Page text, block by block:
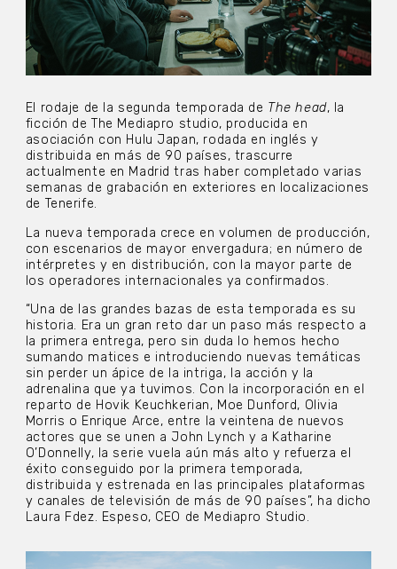
El rodaje de la segunda temporada de The head, la
ficción de The Mediapro studio, producida en
asociación con Hulu Japan, rodada en inglés y
distribuida en más de 90 países, trascurre
actualmente en Madrid tras haber completado varias
semanas de grabación en exteriores en localizaciones
de Tenerife.
La nueva temporada crece en volumen de producción,
con escenarios de mayor envergadura; en número de
intérpretes y en distribución, con la mayor parte de
los operadores internacionales ya confirmados.
“Una de las grandes bazas de esta temporada es su
historia. Era un gran reto dar un paso más respecto a
la primera entrega, pero sin duda lo hemos hecho
sumando matices e introduciendo nuevas temáticas
sin perder un ápice de la intriga, la acción y la
adrenalina que ya tuvimos. Con la incorporación en el
reparto de Hovik Keuchkerian, Moe Dunford, Olivia
Morris o Enrique Arce, entre la veintena de nuevos
actores que se unen a John Lynch y a Katharine
O’Donnelly, la serie vuela aún más alto y refuerza el
éxito conseguido por la primera temporada,
distribuida y estrenada en las principales plataformas
y canales de televisión de más de 90 países”, ha dicho
Laura Fdez. Espeso, CEO de Mediapro Studio.